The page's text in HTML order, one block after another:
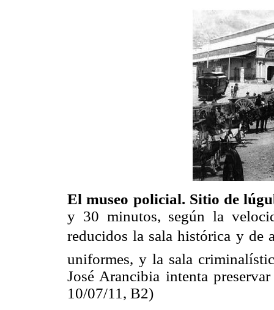
El museo policial. Sitio de
y 30 minutos, según la
reducidos la sala histórica y
uniformes, y la sala
José Arancibia intenta
10/07/11, B2)